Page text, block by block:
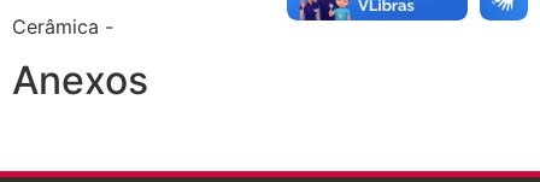
Cerâmica -
Anexos